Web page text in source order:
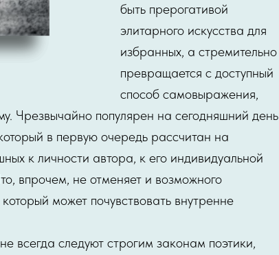
быть прерогативой
элитарного искусства для
избранных, а стремительно
превращается с доступный
способ самовыражения,
Чрезвычайно популярен на сегодняшний день
в первую очередь рассчитан на
к личности автора, к его индивидуальной
впрочем, не отменяет и возможного
может почувствовать внутренне
всегда следуют строгим законам поэтики,